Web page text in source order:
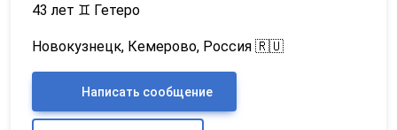
43 лет ♊ Гетеро
Новокузнецк, Кемерово, Россия 🇷🇺
Написать сообщение